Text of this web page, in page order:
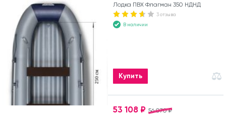
Лодка ПВХ Флагман 350 НДНД
3 отзыва
В наличии
Купить
56 070 ₽
53 108 ₽